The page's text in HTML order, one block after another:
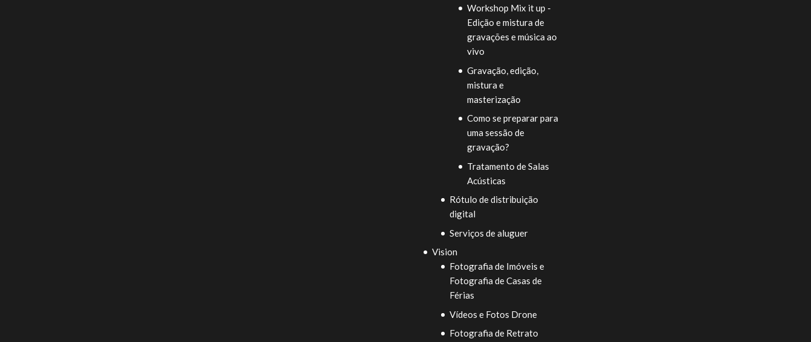
Workshop Mix it up -
Edição e mistura de
gravações e música ao
vivo
Gravação, edição,
mistura e
masterização
Como se preparar para
uma sessão de
gravação?
Tratamento de Salas
Acústicas
Rótulo de distribuição
digital
Serviços de aluguer
Vision
Fotografia de Imóveis e
Fotografia de Casas de
Férias
Vídeos e Fotos Drone
Fotografia de Retrato